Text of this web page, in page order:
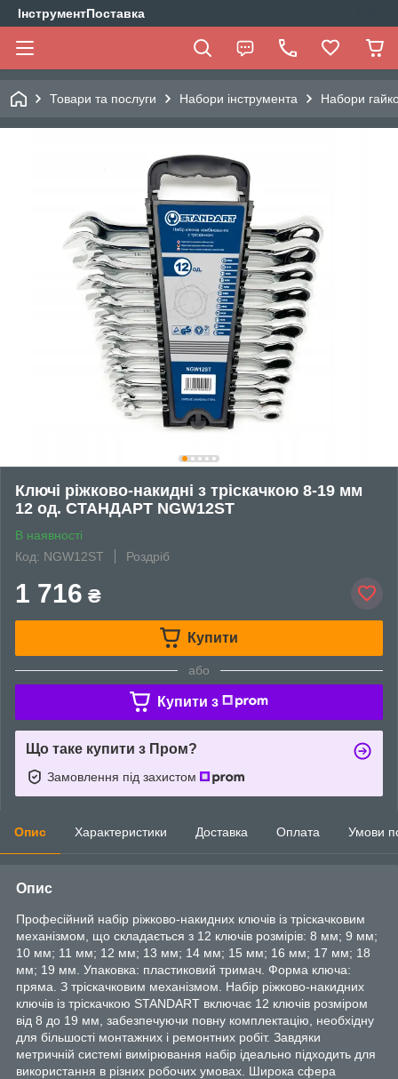
ІнструментПоставка
Товари та послуги Набори інструмента Набори
Ключі ріжково-накидні з тріскачкою 8-19 мм
12 од. СТАНДАРТ NGW12ST
В наявності
Код: NGW12ST
Роздріб
1 716 ₴
Купити
або
Купити з
Що таке купити з Пром?
Замовлення під захистом
Опис Характеристики Доставка Оплата Умови
Опис
Професійний набір ріжково-накидних ключів із тріскачковим
механізмом, що складається з 12 ключів розмірів: 8 мм; 9 мм;
10 мм; 11 мм; 12 мм; 13 мм; 14 мм; 15 мм; 16 мм; 17 мм; 18
мм; 19 мм. Упаковка: пластиковий тримач. Форма ключа:
пряма. З тріскачковим механізмом. Набір ріжково-накидних
ключів із тріскачкою STANDART включає 12 ключів розміром
від 8 до 19 мм, забезпечуючи повну комплектацію, необхідну
для більшості монтажних і ремонтних робіт. Завдяки
метричній системі вимірювання набір ідеально підходить для
використання в різних робочих умовах. Широка сфера